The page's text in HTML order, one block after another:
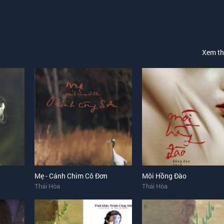
Xem
Mẹ - Cánh Chim Cô Đơn
Thái Hòa
Môi Hồng Đào
Thái Hòa